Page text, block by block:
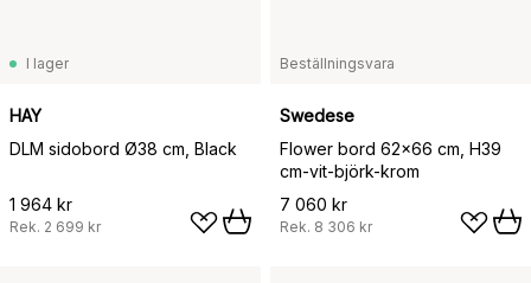
I lager
HAY
DLM sidobord Ø38 cm, Black
1 964 kr
Rek. 2 699 kr
Beställningsvara
Swedese
Flower bord 62x66 cm, H39
cm-vit-björk-krom
7 060 kr
Rek. 8 306 kr